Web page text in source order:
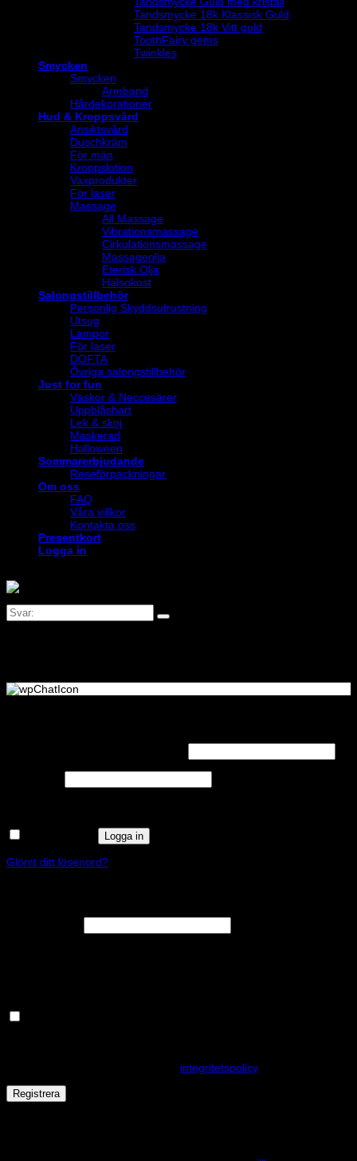
Tandsmycke 18k Klassisk Guld
Tandsmycke 18k Vitt guld
ToothFairy gems
Twinkles
Smycken
Smycken
Armband
Hårdekorationer
Hud & Kroppsvård
Ansiktsvård
Duschkräm
För män
Kroppslotion
Vaxprodukter
För laser
Massage
All Massage
Vibrationsmassage
Cirkulationsmassage
Massageolja
Eterisk Olja
Hälsokost
Salongstillbehör
Personlig Skyddsutrustning
Utsug
Lampor
För laser
DOFTA
Övriga salongstillbehör
Just for fun
Väskor & Neccesärer
Uppblåsbart
Lek & skoj
Maskerad
Halloween
Sommarerbjudande
Reseförpackningar
Om oss
FAQ
Våra villkor
Kontakta oss
Presentkort
Logga in
Logga in
Glömt ditt lösenord?
integritetspolicy.
Registrera